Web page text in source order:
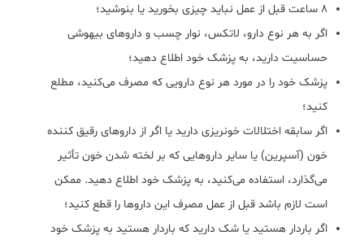
8 ساعت قبل از عمل نباید چیزی بخورید یا بنوشید؛
اگر به هر نوع دارو، لاتکس، نوار چسب و داروهای بیهوشی
حساسیت دارید، به پزشک خود اطلاع دهید؛
پزشک خود را در مورد هر نوع دارویی که مصرف می‌کنید، مطلع
کنید؛
اگر سابقه اختلالات خونریزی دارید یا اگر از داروهای رقیق کننده
خون (آسپرین) یا سایر داروهایی که بر لخته شدن خون تأثیر
می‌گذارد، استفاده می‌کنید، به پزشک خود اطلاع دهید. ممکن
است لازم باشد قبل از عمل مصرف این داروها را قطع کنید؛
اگر باردار هستید یا شک دارید که باردار هستید به پزشک خود